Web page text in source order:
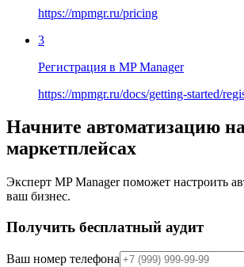
https://mpmgr.ru/pricing
3
Регистрация в MP Manager
https://mpmgr.ru/docs/getting-started/
Начните автоматизацию
маркетплейсах
Эксперт MP Manager поможет настроить
ваш бизнес.
Получить бесплатный аудит
Ваш номер телефона